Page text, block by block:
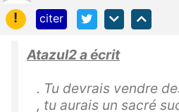
!
citer
Atazul2 a écrit
. Tu devrais vendre
, tu aurais un sacré